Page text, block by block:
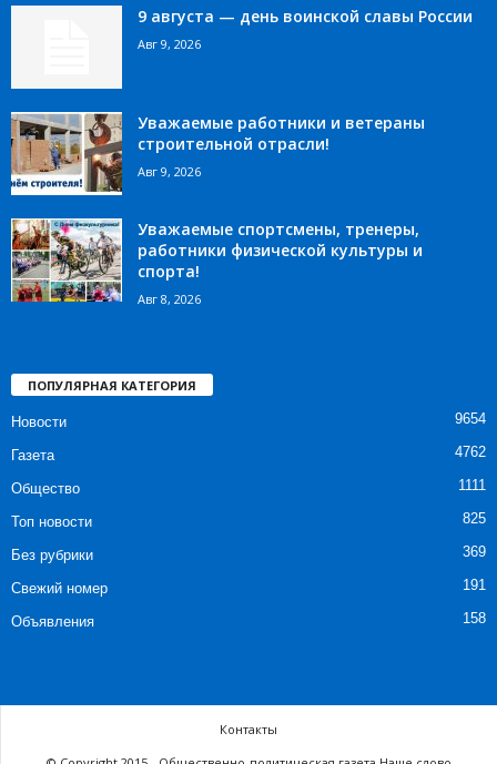
9 августа — день воинской славы России
Авг 9, 2026
Уважаемые работники и ветераны
строительной отрасли!
Авг 9, 2026
Уважаемые спортсмены, тренеры,
работники физической культуры и
спорта!
Авг 8, 2026
ПОПУЛЯРНАЯ КАТЕГОРИЯ
Новости 9654
Газета 4762
Общество 1111
Топ новости 825
Без рубрики 369
Свежий номер 191
Объявления 158
Контакты